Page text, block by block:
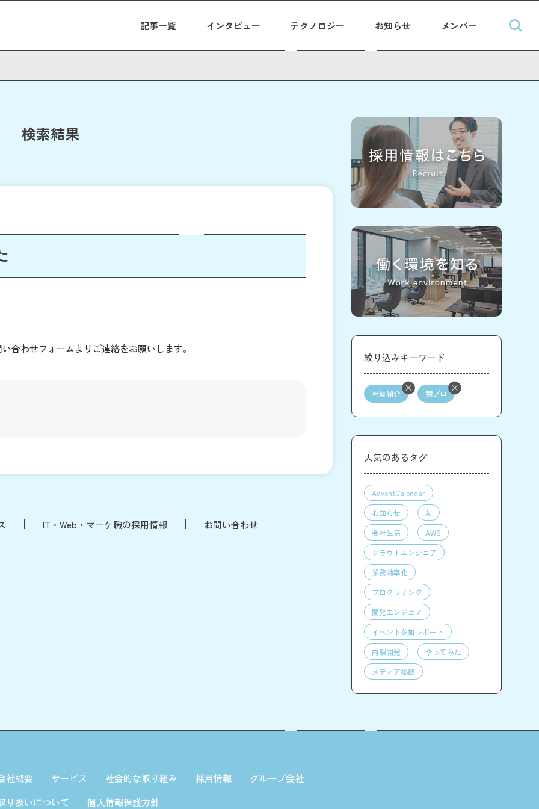
記事一覧 インタビュー テクノロジー お知らせ メンバー
検索結果
合わせフォームよりご連絡をお願いします。
IT・Web・マーケ職の採用情報 お問い合わせ
絞り込みキーワード
社員紹介 競プロ
人気のあるタグ
AdventCalendar
お知らせ
AI
会社生活
AWS
クラウドエンジニア
業務効率化
プログラミング
開発エンジニア
イベント参加レポート
内製開発
やってみた
メディア掲載
社概要 サービス 社会的な取り組み 採用情報
グループ会社
り扱いについて
個人情報保護方針